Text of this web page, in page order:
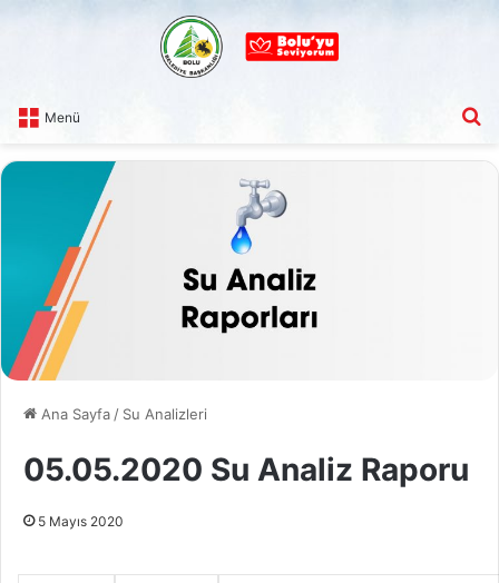
Menü
Ana Sayfa / Su Analizleri
05.05.2020 Su Analiz Raporu
5 Mayıs 2020